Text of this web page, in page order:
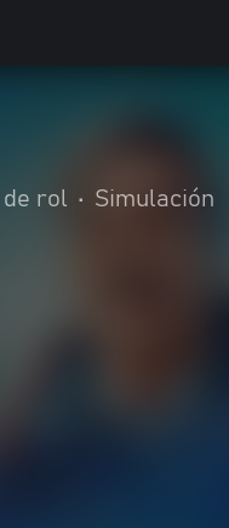
de rol • Simulación